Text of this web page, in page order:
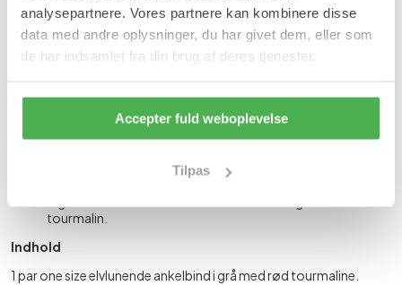
analysepartnere. Vores partnere kan kombinere disse
data med andre oplysninger, du har givet dem, eller som
de har indsamlet fra din brug af deres tjenester.
Accepter fuld weboplevelse
Tilpas
Selvlunende ankelbind er lavet af et materiale, der indeholder
tourmalin-krystaller, som hjælper med at forbedre
blodcirkulationen og lindre ømhed i anklerne.Tourmalinen i
ankelbindet giver også en varmefølelse, som kan hjælpe med at
Lunende tourmalin.
God støtte til øm og skadet ankel.
tourmalin.
Indhold
1 par one size elvlunende ankelbind i grå med rød tourmaline.